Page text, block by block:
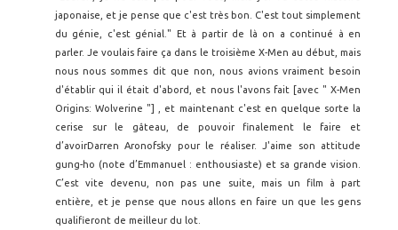
japonaise, et je pense que c'est très bon. C'est tout simplement
du génie, c'est génial." Et à partir de là on a continué à en
parler. Je voulais faire ça dans le troisième X-Men au début, mais
nous nous sommes dit que non, nous avions vraiment besoin
d'établir qui il était d'abord, et nous l'avons fait [avec " X-Men
Origins: Wolverine "] , et maintenant c'est en quelque sorte la
cerise sur le gâteau, de pouvoir finalement le faire et
d’avoirDarren Aronofsky pour le réaliser. J'aime son attitude
gung-ho (note d’Emmanuel : enthousiaste) et sa grande vision.
C’est vite devenu, non pas une suite, mais un film à part
entière, et je pense que nous allons en faire un que les gens
qualifieront de meilleur du lot.